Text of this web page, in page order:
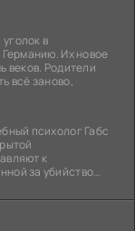
в
Их новое
веков. Родители
всё заново,
психолог Габс
к
за убийство